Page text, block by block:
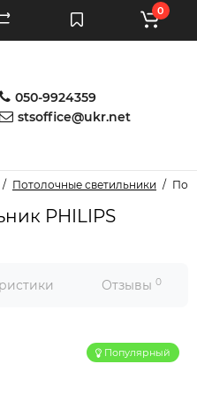
050-9924359
stsoffice@ukr.net
0
Потолочные светильники
PHILIPS
Отзывы 0
Популярный